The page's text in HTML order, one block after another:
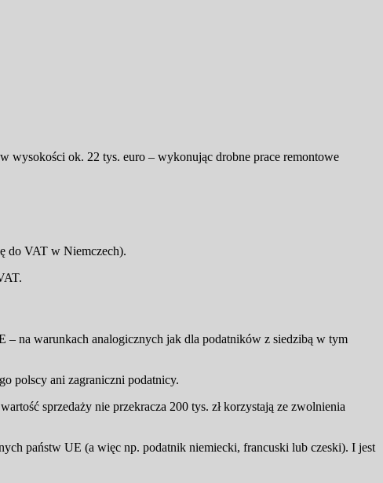
wysokości ok. 22 tys. euro – wykonując drobne prace remontowe
do VAT w Niemczech).
na warunkach analogicznych jak dla podatników z siedzibą w tym
polscy ani zagraniczni podatnicy.
sprzedaży nie przekracza 200 tys. zł korzystają ze zwolnienia
państw UE (a więc np. podatnik niemiecki, francuski lub czeski). I jest